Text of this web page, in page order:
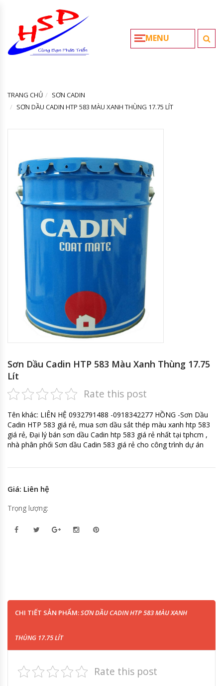
MENU
TRANG CHỦ
SƠN CADIN
SƠN DẦU CADIN HTP 583 MÀU XANH THÙNG 17.75 LÍT
Sơn Dầu Cadin HTP 583 Màu Xanh Thùng 17.75
Lít
Rate this post
Tên khác: LIÊN HỆ 0932791488 -0918342277 HỒNG -Sơn Dầu
Cadin HTP 583 giá rẻ, mua sơn dầu sắt thép màu xanh htp 583
giá rẻ, Đại lý bán sơn dầu Cadin htp 583 giá rẻ nhất tại tphcm ,
nhà phân phối Sơn dầu Cadin 583 giá rẻ cho công trình dự án
Giá: Liên hệ
Trọng lượng:
CHI TIẾT SẢN PHẨM:SƠN DẦU CADIN HTP 583 MÀU XANH
THÙNG 17.75 LÍT
Rate this post